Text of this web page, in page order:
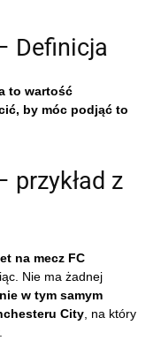
Definicja
to wartość
by móc podjąć to
przykład z
na mecz FC
Nie ma żadnej
w tym samym
City , na który